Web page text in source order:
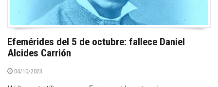
Efemérides del 5 de octubre: fallece Daniel
Alcides Carrión
04/10/2023